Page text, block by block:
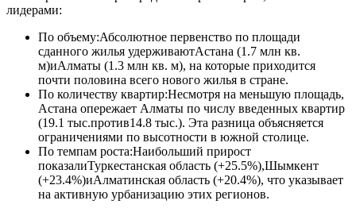
лидерами:
По объему:Абсолютное первенство по площади
сданного жилья удерживаютАстана (1.7 млн кв.
м)иАлматы (1.3 млн кв. м), на которые приходится
почти половина всего нового жилья в стране.
По количеству квартир:Несмотря на меньшую площадь,
Астана опережает Алматы по числу введенных квартир
(19.1 тыс.против14.8 тыс.). Эта разница объясняется
ограничениями по высотности в южной столице.
По темпам роста:Наибольший прирост
показалиТуркестанская область (+25.5%),Шымкент
(+23.4%)иАлматинская область (+20.4%), что указывает
на активную урбанизацию этих регионов.